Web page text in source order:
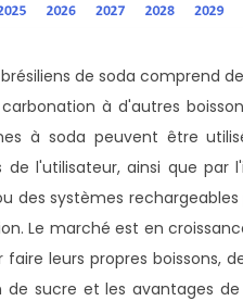
de soda comprend
à d'autres
à soda peuvent être
de l'utilisateur, ainsi que
des systèmes
Le marché est en
leurs propres boissons,
sucre et les avantages